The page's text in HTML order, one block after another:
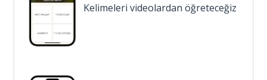
Kelimeleri videolardan öğreteceğiz